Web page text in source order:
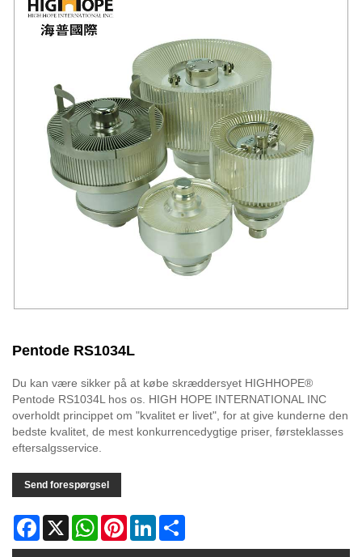
Pentode RS1034L
Du kan være sikker på at købe skræddersyet HIGHHOPE®
Pentode RS1034L hos os. HIGH HOPE INTERNATIONAL INC
overholdt princippet om "kvalitet er livet", for at give kunderne den
bedste kvalitet, de mest konkurrencedygtige priser, førsteklasses
eftersalgsservice.
Send forespørgsel
Facebook
X WhatsAppPinterestLinkedIn